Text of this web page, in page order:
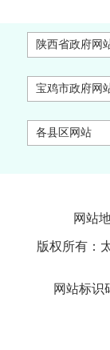
陕西省政府网
宝鸡市政府网
各县区网站
网站
版权所有：
网站标识